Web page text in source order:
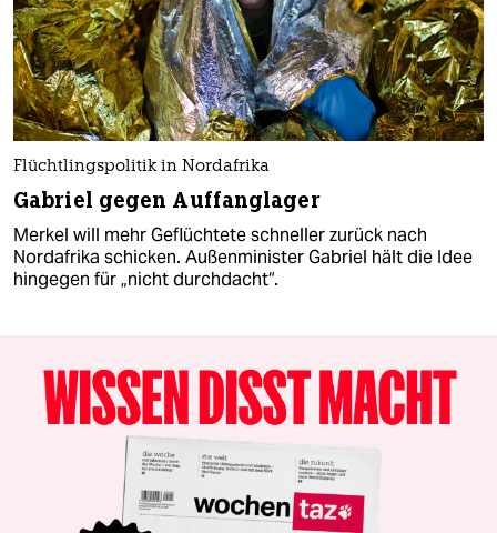
Flüchtlingspolitik in Nordafrika
Gabriel gegen Auffanglager
Merkel will mehr Geflüchtete schneller zurück nach
Nordafrika schicken. Außenminister Gabriel hält die Idee
hingegen für „nicht durchdacht“.